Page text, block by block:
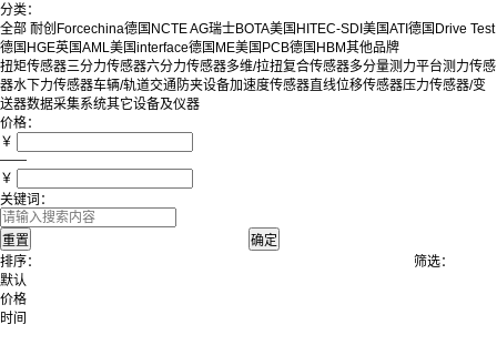
分类：
全部 耐创Forcechina德国NCTE AG瑞士BOTA美国HITEC-SDI 美国ATI 德国Drive Test
德国HGE英国AML美国interface德国ME美国PCB德国HBM其他品牌
扭矩传感器三分力传感器六分力传感器多维/拉扭复合传感器多分量测力平台测力传感
器水下力传感器车辆/轨道交通防夹设备加速度传感器直线位移传感器压力传感器/变
送器数据采集系统其它设备及仪器
价格：
￥
——
￥
关键词：
排序：
默认
价格
时间
筛选：